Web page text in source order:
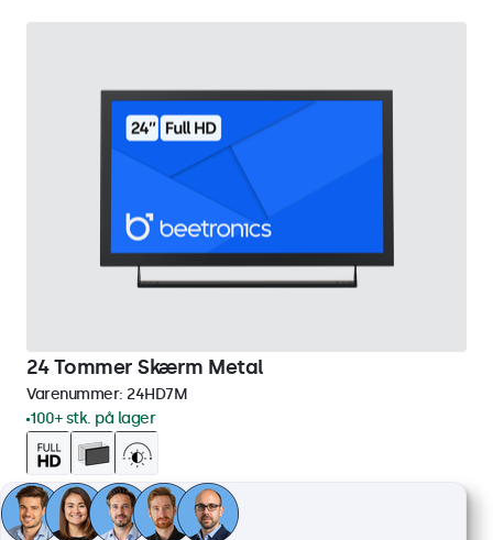
24 Tommer Skærm Metal
Varenummer: 24HD7M
100+ stk. på lager
1920 x 1080 opløsning (Full HD)
HDMI, VGA, BNC og RCA